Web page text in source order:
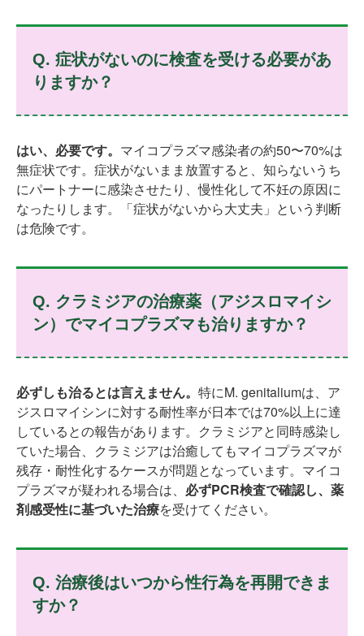
Q. 症状がないのに検査を受ける必要があ
りますか？
はい、必要です。 マイコプラズマ感染者の約50〜70%は
無症状です。症状がないまま放置すると、知らないうち
にパートナーに感染させたり、慢性化して不妊の原因に
なったりします。「症状がないから大丈夫」という判断
は危険です。
Q. クラミジアの治療薬（アジスロマイシ
ン）でマイコプラズマも治りますか？
必ずしも治るとは言えません。 特にM. genitaliumは、ア
ジスロマイシンに対する耐性率が日本では70%以上に達
しているとの報告があります。クラミジアと同時感染し
ていた場合、クラミジアは治癒してもマイコプラズマが
残存・耐性化するケースが問題となっています。マイコ
プラズマが疑われる場合は、 必ずPCR検査で確認し、薬
剤感受性に基づいた治療を受けてください。
Q. 治療後はいつから性行為を再開できま
すか？